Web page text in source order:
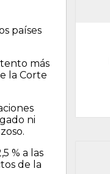
países
más
la Corte
ni
% a las
de la